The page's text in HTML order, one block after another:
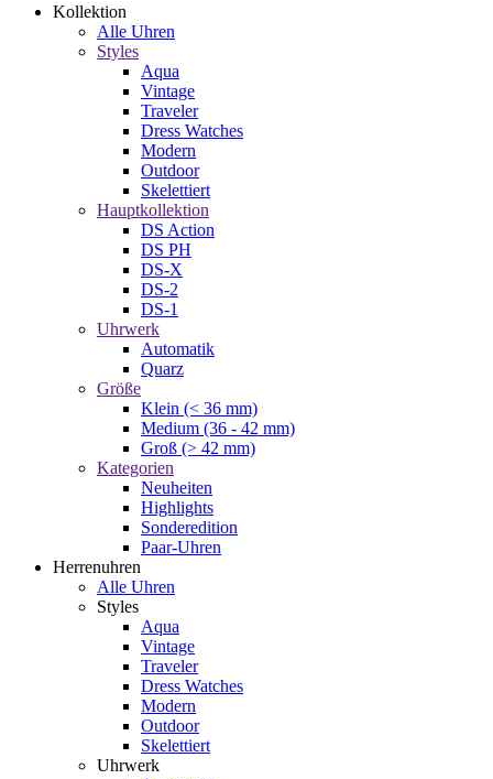
Kollektion
Alle Uhren
Styles
Aqua
Vintage
Traveler
Dress Watches
Modern
Outdoor
Skelettiert
Hauptkollektion
DS Action
DS PH
DS-X
DS-2
DS-1
Uhrwerk
Automatik
Quarz
Größe
Klein (< 36 mm)
Medium (36 - 42 mm)
Groß (> 42 mm)
Kategorien
Neuheiten
Highlights
Sonderedition
Paar-Uhren
Herrenuhren
Alle Uhren
Styles
Aqua
Vintage
Traveler
Dress Watches
Modern
Outdoor
Skelettiert
Uhrwerk